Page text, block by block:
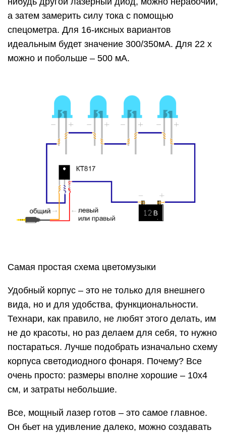
а затем замерить силу тока с помощью
спецометра. Для 16-иксных вариантов
идеальным будет значение 300/350мА. Для 22 х
можно и побольше – 500 мА.
Самая простая схема цветомузыки
Удобный корпус – это не только для внешнего
вида, но и для удобства, функциональности.
Технари, как правило, не любят этого делать, им
не до красоты, но раз делаем для себя, то нужно
постараться. Лучше подобрать изначально схему
корпуса светодиодного фонаря. Почему? Все
очень просто: размеры вполне хорошие – 10х4
см, и затраты небольшие.
Все, мощный лазер готов – это самое главное.
Он бьет на удивление далеко, можно создавать